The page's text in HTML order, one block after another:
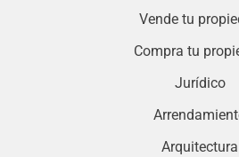
Vende tu
Compra tu
Jurídico
Arquitectura